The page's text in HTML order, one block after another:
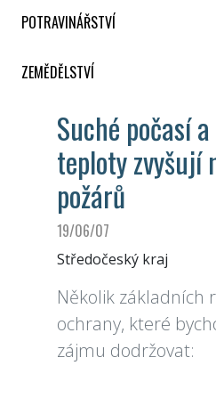
POTRAVINÁŘSTVÍ
ZEMĚDĚLSTVÍ
Suché počasí
teploty zvyšují
požárů
19/06/07
Středočeský kraj
Několik základních
ochrany, které
zájmu dodržovat: